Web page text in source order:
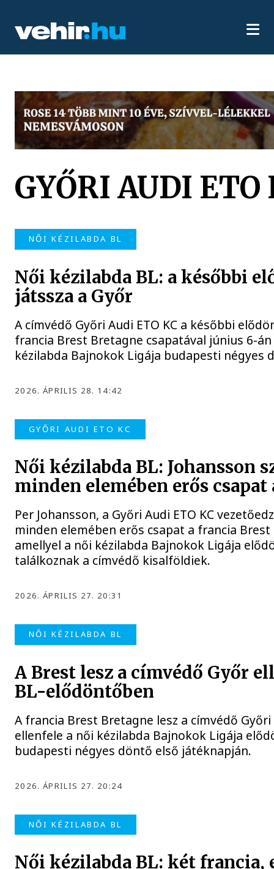
GYŐRI AUDI ETO
NŐI KÉZILABDA BL
Női kézilabda BL: a későbbi
játssza a Győr
A címvédő Győri Audi ETO KC a későbbi
francia Brest Bretagne csapatával június 6-
kézilabda Bajnokok Ligája budapesti négyes
2026. ÁPRILIS 28. 14:42
GYŐRI AUDI ETO KC
Női kézilabda BL: Johansson
minden elemében erős csapat
Per Johansson, a Győri Audi ETO KC
minden elemében erős csapat a francia
amellyel a női kézilabda Bajnokok Ligája
találkoznak a címvédő kisalföldiek.
2026. ÁPRILIS 27. 20:31
NŐI KÉZILABDA BL
A Brest lesz a címvédő Győr
BL-elődöntőben
A francia Brest Bretagne lesz a címvédő Győri
ellenfele a női kézilabda Bajnokok Ligája
budapesti négyes döntő első játéknapján.
2026. ÁPRILIS 27. 20:24
NŐI KÉZILABDA BL
Női kézilabda BL: két francia,